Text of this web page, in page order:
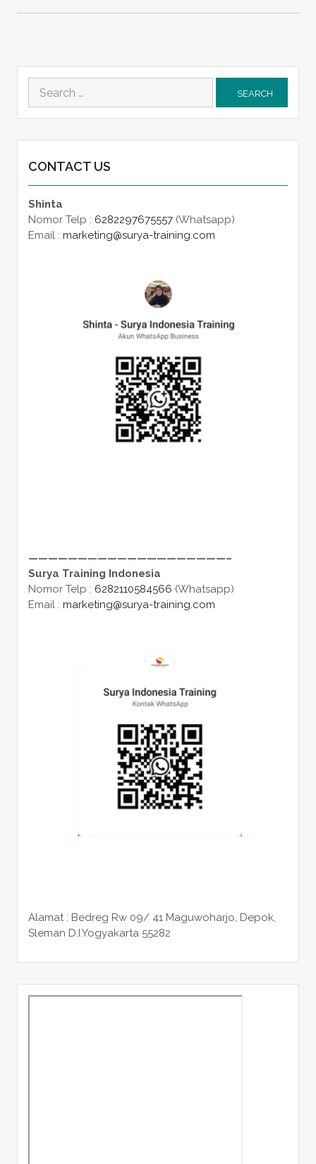
for:
CONTACT US
Shinta
Nomor Telp : 6282297675557(Whatsapp)
Email : marketing@surya-training.com
————————————————————–
Surya Training Indonesia
Nomor Telp : 6282110584566 (Whatsapp)
Email : marketing@surya-training.com
Alamat : Bedreg Rw 09/ 41 Maguwoharjo, Depok,
Sleman D.I.Yogyakarta 55282